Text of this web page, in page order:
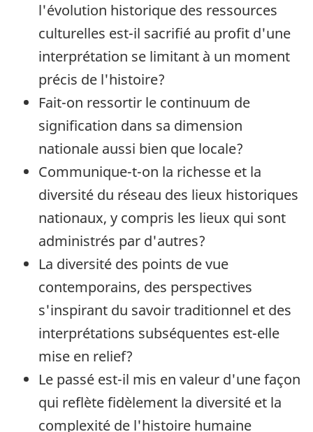
l'évolution historique des ressources
culturelles est-il sacrifié au profit d'une
interprétation se limitant à un moment
précis de l'histoire?
Fait-on ressortir le continuum de
signification dans sa dimension
nationale aussi bien que locale?
Communique-t-on la richesse et la
diversité du réseau des lieux historiques
nationaux, y compris les lieux qui sont
administrés par d'autres?
La diversité des points de vue
contemporains, des perspectives
s'inspirant du savoir traditionnel et des
interprétations subséquentes est-elle
mise en relief?
Le passé est-il mis en valeur d'une façon
qui reflète fidèlement la diversité et la
complexité de l'histoire humaine